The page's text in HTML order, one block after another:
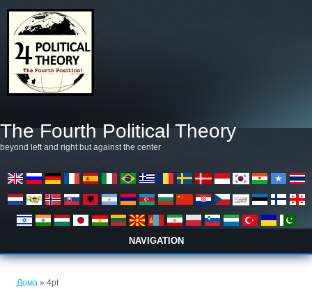
The Fourth Political Theory
beyond left and right but against the center
NAVIGATION
Дома » 4pt